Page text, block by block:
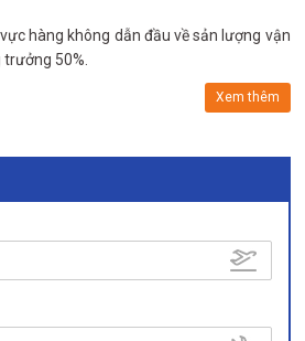
hàng không dẫn đầu về sản lượng vận
50%.
Xem thêm